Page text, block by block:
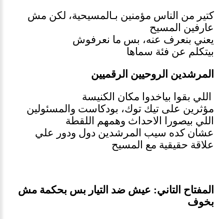
كتير من الناس مؤمنين بـالمسيحية، لكن مش
عارفين المسيح
يعني بنعرف عنه، بس ما نعرفوش
بيتكلم عن فئة سماها
المرشدين الروحيين الرقميين
اللي بقوا بياخدوا مكان الكنيسة
مؤثرين على تيك توك، بودكاست والمسئولين
اللي بيصورا الاحداث وهمهم اللقطة
عشان كده سيب المرشدين دول ودور علي
علاقة حقيقية مع المسيح
المفتاح التاني: عيش ضد التيار بس بحكمة مش
بخوف